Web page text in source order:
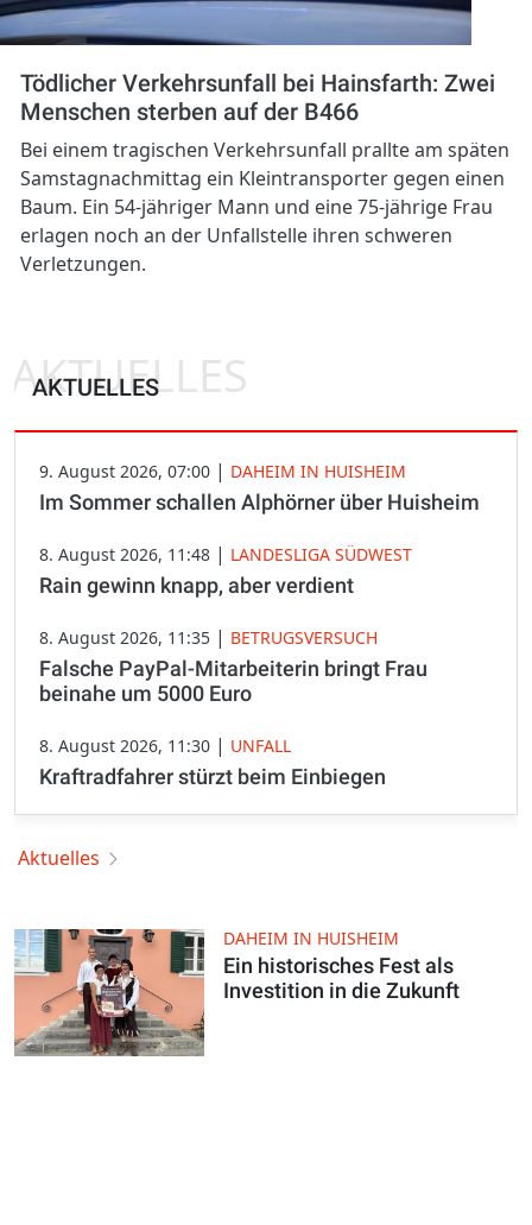
Tödlicher Verkehrsunfall bei Hainsfarth: Zwei
Menschen sterben auf der B466
Bei einem tragischen Verkehrsunfall prallte am späten
Samstagnachmittag ein Kleintransporter gegen einen
Baum. Ein 54-jähriger Mann und eine 75-jährige Frau
erlagen noch an der Unfallstelle ihren schweren
Verletzungen.
AKTUELLES
AKTUELLES
9. August 2026, 07:00 | DAHEIM IN HUISHEIM
Im Sommer schallen Alphörner über Huisheim
8. August 2026, 11:48 | LANDESLIGA SÜDWEST
Rain gewinn knapp, aber verdient
8. August 2026, 11:35 | BETRUGSVERSUCH
Falsche PayPal-Mitarbeiterin bringt Frau
beinahe um 5000 Euro
8. August 2026, 11:30 | UNFALL
Kraftradfahrer stürzt beim Einbiegen
Aktuelles
DAHEIM IN HUISHEIM
Ein historisches Fest als
Investition in die Zukunft